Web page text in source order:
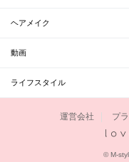
ヘアメイク
動画
ライフスタイル
運営会社 プ
© M-